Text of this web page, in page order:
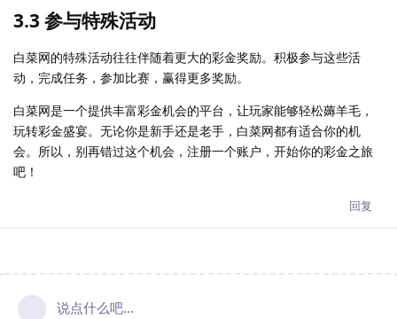
3.3 参与特殊活动
白菜网的特殊活动往往伴随着更大的彩金奖励。积极参与这些活
动，完成任务，参加比赛，赢得更多奖励。
白菜网是一个提供丰富彩金机会的平台，让玩家能够轻松薅羊毛，
玩转彩金盛宴。无论你是新手还是老手，白菜网都有适合你的机
会。所以，别再错过这个机会，注册一个账户，开始你的彩金之旅
吧！
回复
说点什么吧...